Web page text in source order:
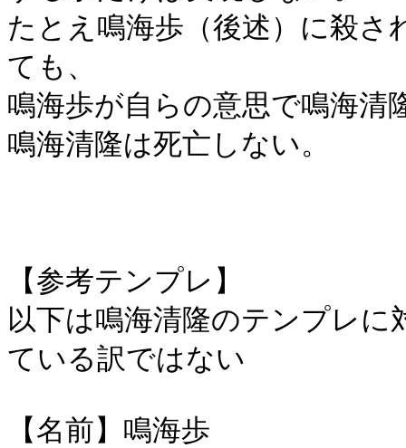
たとえ鳴海歩（後述）に殺さ
ても、
鳴海歩が自らの意思で鳴海清
鳴海清隆は死亡しない。
【参考テンプレ】
以下は鳴海清隆のテンプレに
ている訳ではない
【名前】鳴海歩